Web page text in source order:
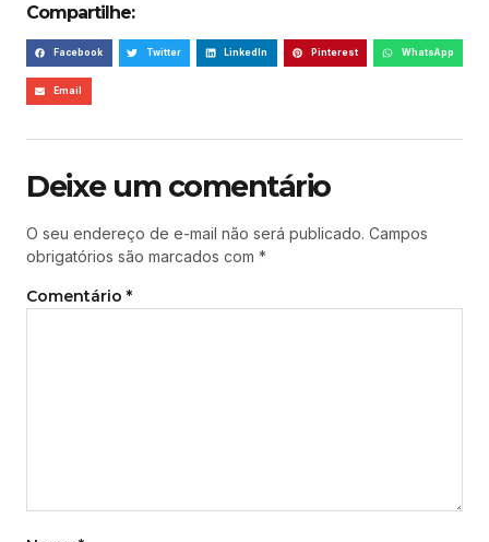
Compartilhe:
Facebook Twitter LinkedIn Pinterest WhatsApp
Email
Deixe um comentário
O seu endereço de e-mail não será publicado. Campos
obrigatórios são marcados com *
Comentário *